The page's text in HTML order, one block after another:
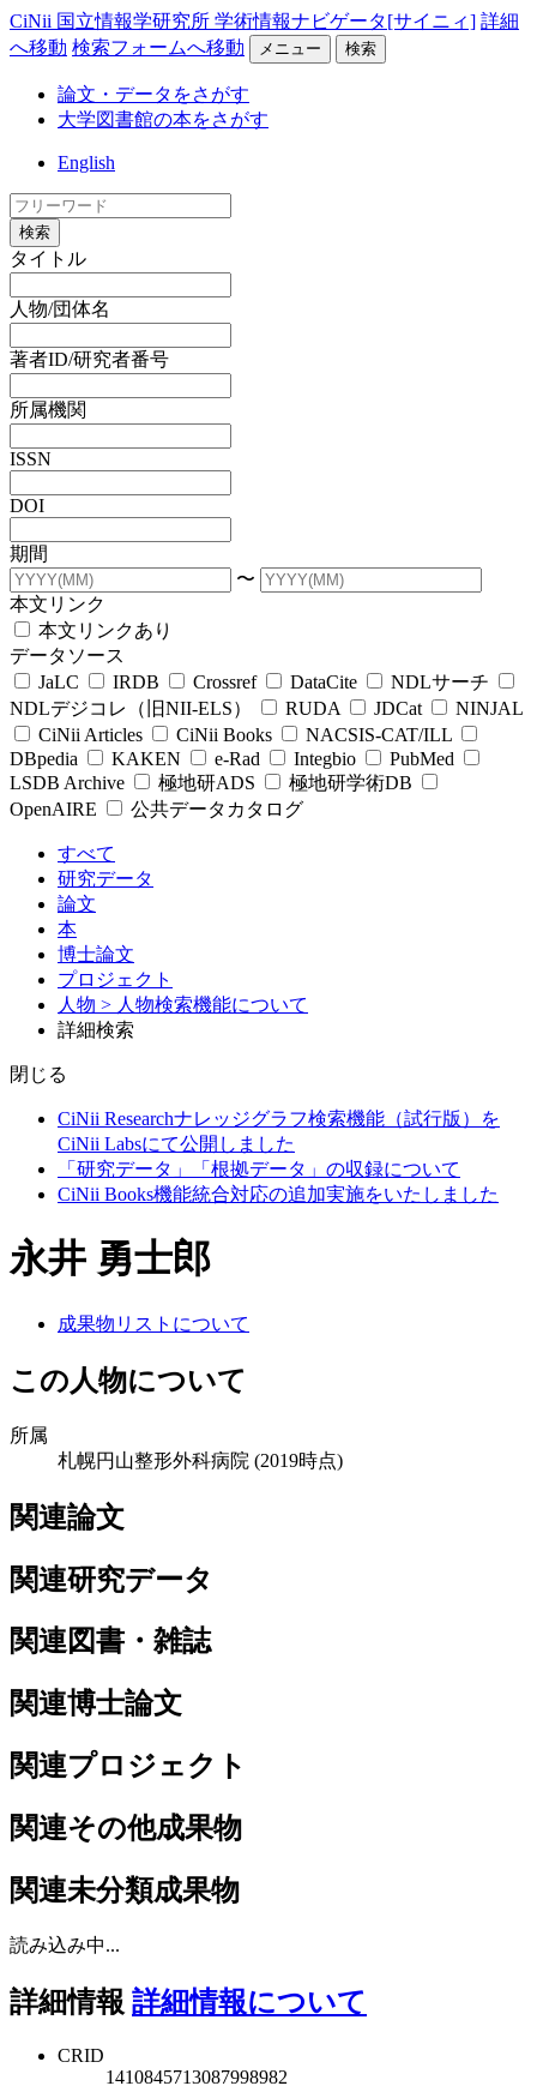
CiNii 国立情報学研究所 学術情報ナビゲータ[サイニィ] 詳細
へ移動 検索フォームへ移動 メニュー 検索
論文・データをさがす
大学図書館の本をさがす
English
検索
タイトル
人物/団体名
著者ID/研究者番号
所属機関
ISSN
DOI
期間
〜
本文リンク
本文リンクあり
データソース
JaLC
IRDB Crossref DataCite
NDLサーチ
NDLデジコレ（旧NII-ELS）
RUDA JDCat
NINJAL
CiNii Articles
CiNii Books
NACSIS-CAT/ILL
DBpedia
KAKEN e-Rad Integbio
PubMed
LSDB Archive
極地研ADS
極地研学術DB
OpenAIRE
公共データカタログ
すべて
研究データ
論文
本
博士論文
プロジェクト
人物 > 人物検索機能について
詳細検索
閉じる
CiNii Researchナレッジグラフ検索機能（試行版）を
CiNii Labsにて公開しました
「研究データ」「根拠データ」の収録について
CiNii Books機能統合対応の追加実施をいたしました
永井 勇士郎
成果物リストについて
この人物について
所属
札幌円山整形外科病院 (2019時点)
関連論文
関連研究データ
関連図書・雑誌
関連博士論文
関連プロジェクト
関連その他成果物
関連未分類成果物
読み込み中...
詳細情報 詳細情報について
CRID
1410845713087998982